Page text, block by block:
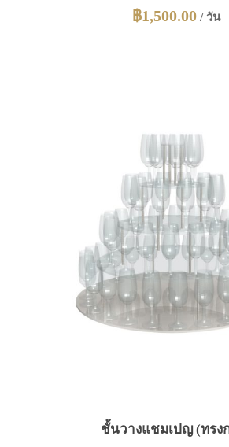
฿1,500.00 / วัน
ชั้นวางแชมเปญ (ทรง